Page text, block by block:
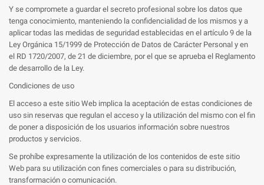
Y se compromete a guardar el secreto profesional sobre los datos que
tenga conocimiento, manteniendo la confidencialidad de los mismos y a
aplicar todas las medidas de seguridad establecidas en el artículo 9 de la
Ley Orgánica 15/1999 de Protección de Datos de Carácter Personal y en
el RD 1720/2007, de 21 de diciembre, por el que se aprueba el Reglamento
de desarrollo de la Ley.
Condiciones de uso
El acceso a este sitio Web implica la aceptación de estas condiciones de
uso sin reservas que regulan el acceso y la utilización del mismo con el fin
de poner a disposición de los usuarios información sobre nuestros
productos y servicios.
Se prohíbe expresamente la utilización de los contenidos de este sitio
Web para su utilización con fines comerciales o para su distribución,
transformación o comunicación.